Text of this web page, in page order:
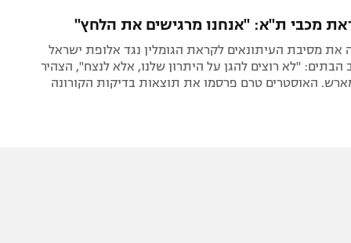
באר שבע
ליגות נוספות
מכבי ת"א: "אנחנו מרגישים את הלחץ"
את מסיבת העיתונאים לקראת הגומלין נגד אלופת ישראל
"לא רוצים להגן על היתרון שלנו, אלא לנצח", הצהיר
האוסטרים טרם פרסמו את תוצאות בדיקות הקורונה